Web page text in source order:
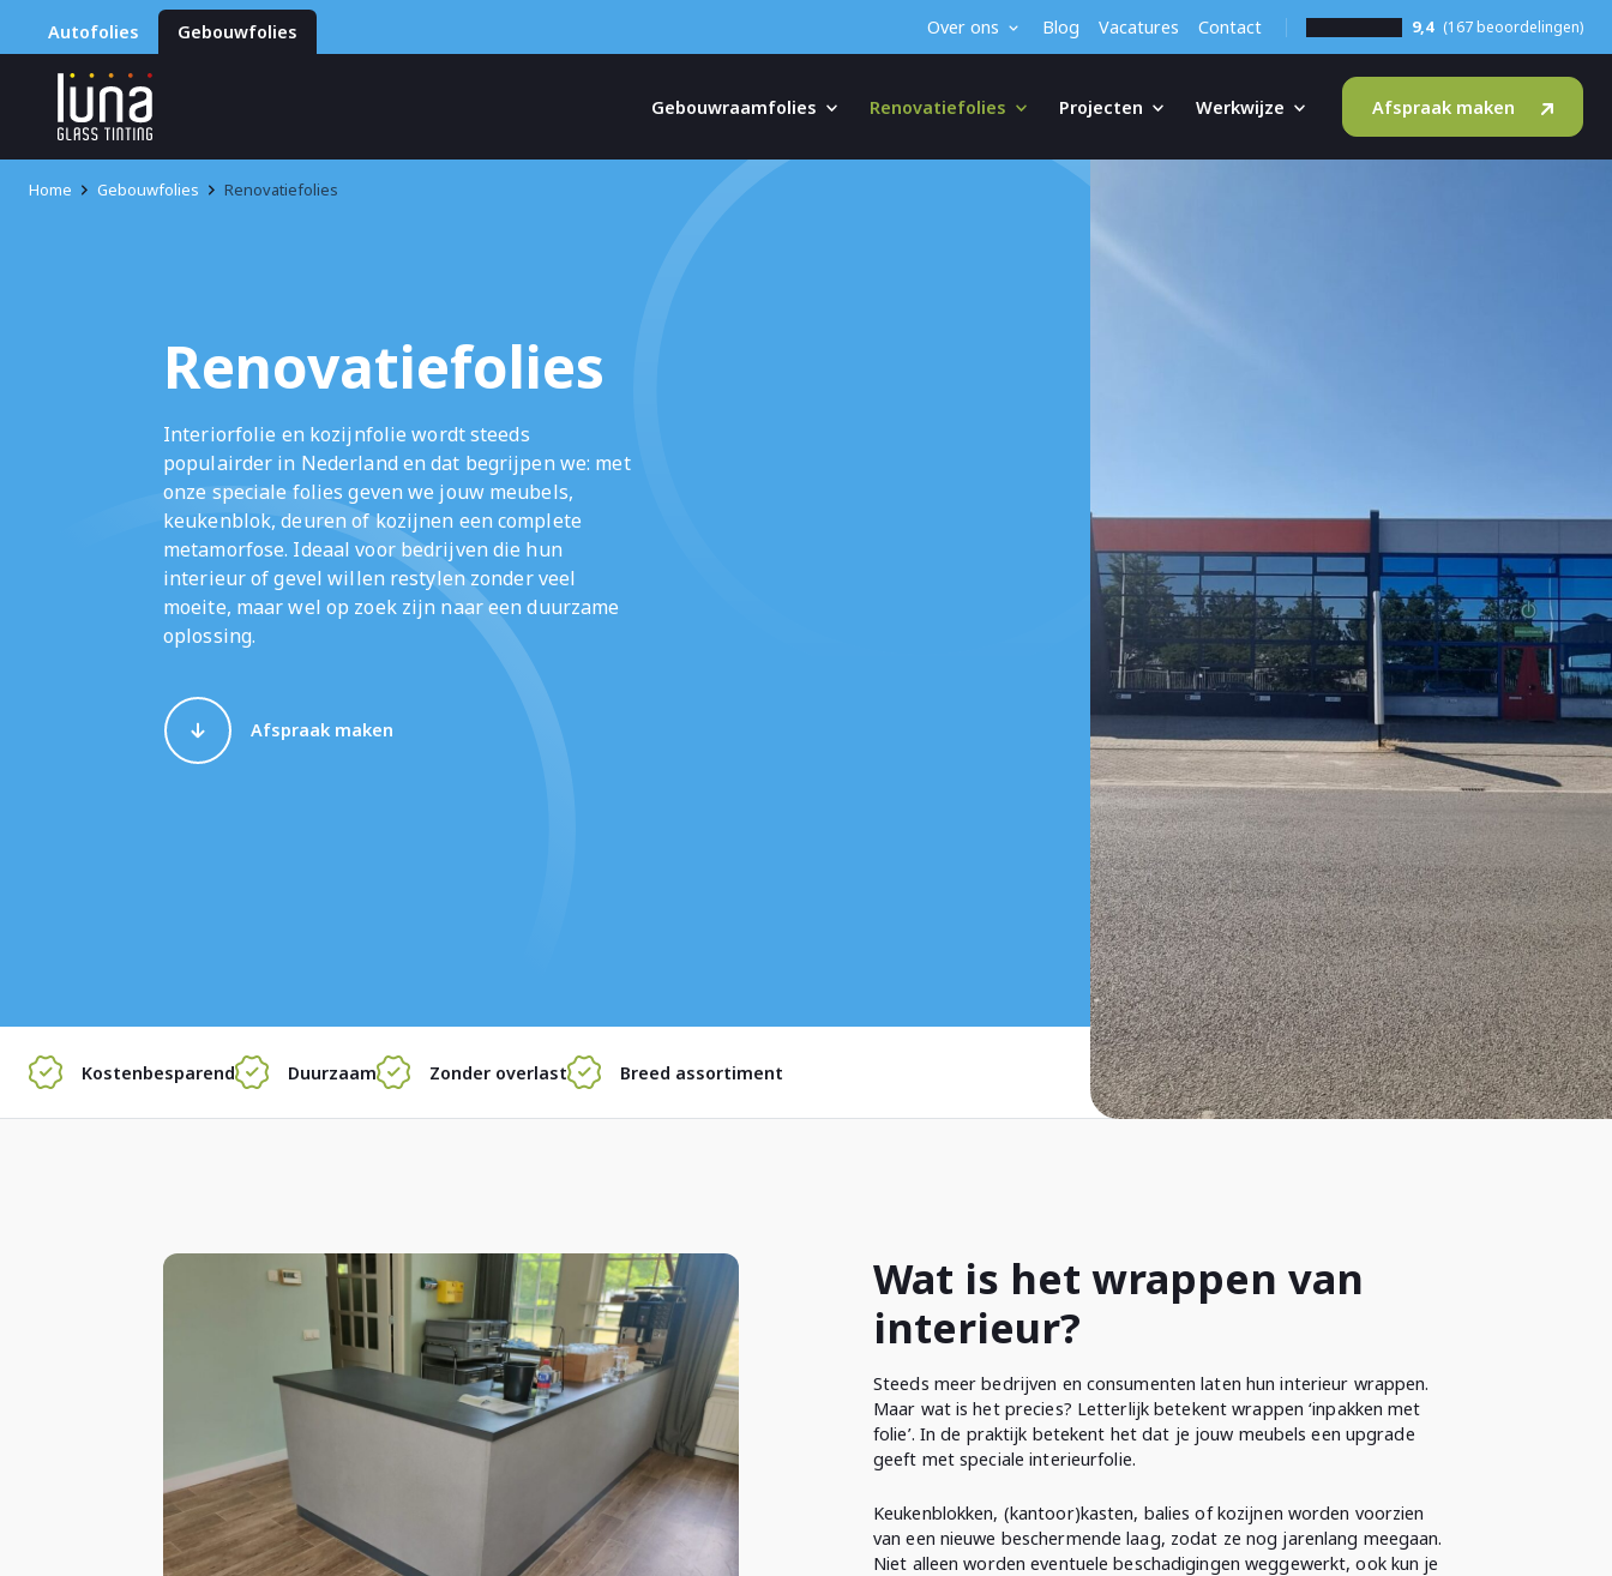
Autofolies Gebouwfolies Over ons Blog Vacatures Contact 9,4 (167 beoordelingen)
Gebouwraamfolies Renovatiefolies Projecten Werkwijze Afspraak maken
Home Gebouwfolies Renovatiefolies
Renovatiefolies
Interiorfolie en kozijnfolie wordt steeds
populairder in Nederland en dat begrijpen we: met
onze speciale folies geven we jouw meubels,
keukenblok, deuren of kozijnen een complete
metamorfose. Ideaal voor bedrijven die hun
interieur of gevel willen restylen zonder veel
moeite, maar wel op zoek zijn naar een duurzame
oplossing.
Afspraak maken
Kostenbesparend Duurzaam Zonder overlast Breed assortiment
Wat is het wrappen van
interieur?
Steeds meer bedrijven en consumenten laten hun interieur wrappen.
Maar wat is het precies? Letterlijk betekent wrappen ‘inpakken met
folie’. In de praktijk betekent het dat je jouw meubels een upgrade
geeft met speciale interieurfolie.
Keukenblokken, (kantoor)kasten, balies of kozijnen worden voorzien
van een nieuwe beschermende laag, zodat ze nog jarenlang meegaan.
Niet alleen worden eventuele beschadigingen weggewerkt, ook kun je